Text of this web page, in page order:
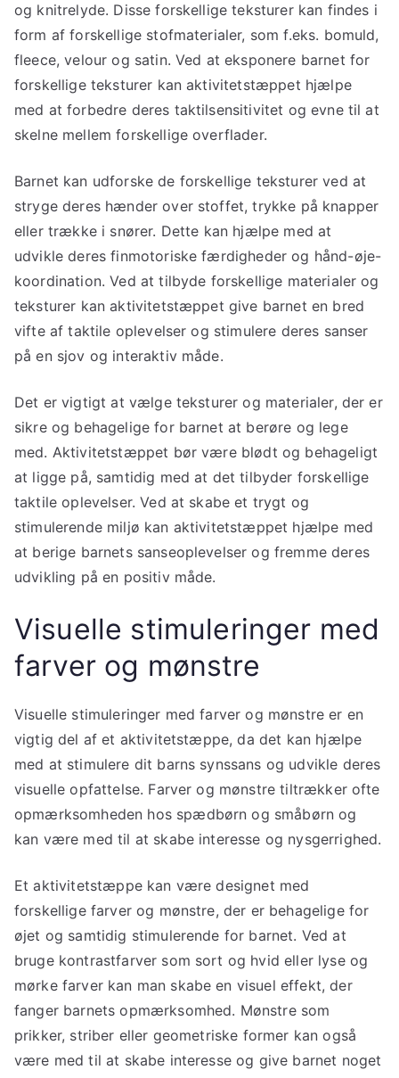
og knitrelyde. Disse forskellige teksturer kan findes i
form af forskellige stofmaterialer, som f.eks. bomuld,
fleece, velour og satin. Ved at eksponere barnet for
forskellige teksturer kan aktivitetstæppet hjælpe
med at forbedre deres taktilsensitivitet og evne til at
skelne mellem forskellige overflader.
Barnet kan udforske de forskellige teksturer ved at
stryge deres hænder over stoffet, trykke på knapper
eller trække i snører. Dette kan hjælpe med at
udvikle deres finmotoriske færdigheder og hånd-øje-
koordination. Ved at tilbyde forskellige materialer og
teksturer kan aktivitetstæppet give barnet en bred
vifte af taktile oplevelser og stimulere deres sanser
på en sjov og interaktiv måde.
Det er vigtigt at vælge teksturer og materialer, der er
sikre og behagelige for barnet at berøre og lege
med. Aktivitetstæppet bør være blødt og behageligt
at ligge på, samtidig med at det tilbyder forskellige
taktile oplevelser. Ved at skabe et trygt og
stimulerende miljø kan aktivitetstæppet hjælpe med
at berige barnets sanseoplevelser og fremme deres
udvikling på en positiv måde.
Visuelle stimuleringer med
farver og mønstre
Visuelle stimuleringer med farver og mønstre er en
vigtig del af et aktivitetstæppe, da det kan hjælpe
med at stimulere dit barns synssans og udvikle deres
visuelle opfattelse. Farver og mønstre tiltrækker ofte
opmærksomheden hos spædbørn og småbørn og
kan være med til at skabe interesse og nysgerrighed.
Et aktivitetstæppe kan være designet med
forskellige farver og mønstre, der er behagelige for
øjet og samtidig stimulerende for barnet. Ved at
bruge kontrastfarver som sort og hvid eller lyse og
mørke farver kan man skabe en visuel effekt, der
fanger barnets opmærksomhed. Mønstre som
prikker, striber eller geometriske former kan også
være med til at skabe interesse og give barnet noget